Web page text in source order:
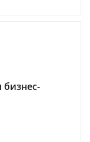
бизнес-